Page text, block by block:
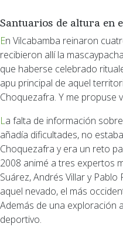
Santuarios de altura en
En Vilcabamba reinaron cuatro Incas, de los cuales tres
recibieron allí la
que haberse celebrado
apu principal de aquel
Choquezafra. Y me propuse
La falta de información sobre aquella apartada montaña
añadía dificultades, no
Choquezafra y era un reto
2008 animé a tres expertos
Suárez, Andrés Villar y
aquel nevado, el más
Además de una exploración
deportivo.